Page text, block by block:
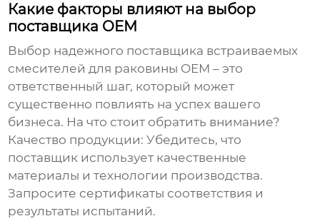
Какие факторы влияют на выбор
поставщика OEM
Выбор надежного поставщика встраиваемых
смесителей для раковины OEM – это
ответственный шаг, который может
существенно повлиять на успех вашего
бизнеса. На что стоит обратить внимание?
Качество продукции: Убедитесь, что
поставщик использует качественные
материалы и технологии производства.
Запросите сертификаты соответствия и
результаты испытаний.